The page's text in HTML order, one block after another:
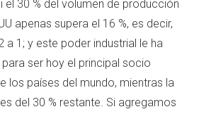
el 30 % del volumen de producción
apenas supera el 16 %, es decir,
a 1; y este poder industrial le ha
ser hoy el principal socio
los países del mundo, mientras la
del 30 % restante. Si agregamos